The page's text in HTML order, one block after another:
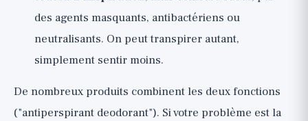
des agents masquants, antibactériens ou
neutralisants. On peut transpirer autant,
simplement sentir moins.
De nombreux produits combinent les deux fonctions
("antiperspirant deodorant"). Si votre problème est la